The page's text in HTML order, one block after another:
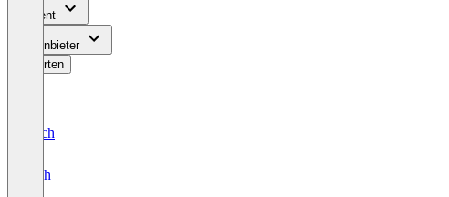
Content
Für Anbieter
Bewerten
Deutsch
English